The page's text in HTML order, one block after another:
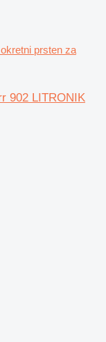
prsten za
902 LITRONIK